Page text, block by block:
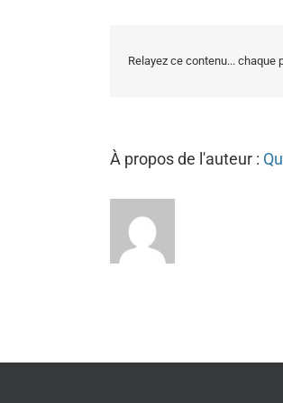
Relayez ce contenu... chaque
À propos de l'auteur :